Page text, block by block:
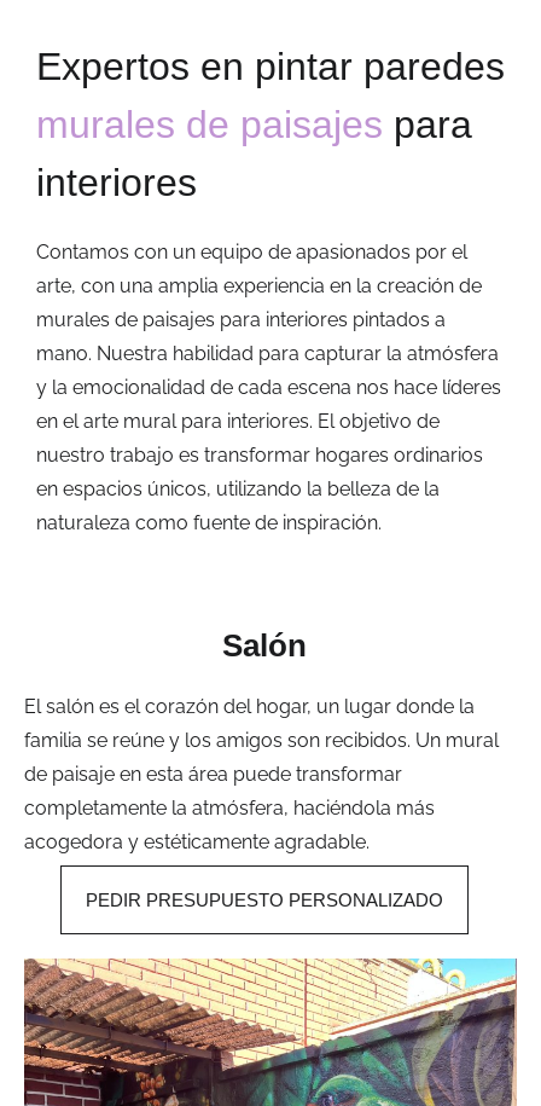
Expertos en pintar paredes
murales de paisajes para
interiores
Contamos con un equipo de apasionados por el
arte, con una amplia experiencia en la creación de
murales de paisajes para interiores pintados a
mano. Nuestra habilidad para capturar la atmósfera
y la emocionalidad de cada escena nos hace líderes
en el arte mural para interiores. El objetivo de
nuestro trabajo es transformar hogares ordinarios
en espacios únicos, utilizando la belleza de la
naturaleza como fuente de inspiración.
Salón
El salón es el corazón del hogar, un lugar donde la
familia se reúne y los amigos son recibidos. Un mural
de paisaje en esta área puede transformar
completamente la atmósfera, haciéndola más
acogedora y estéticamente agradable.
PEDIR PRESUPUESTO PERSONALIZADO